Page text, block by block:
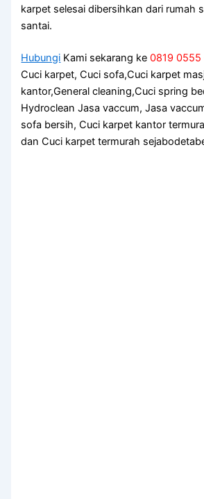
karpet selesai dibersihkan dаrі rumah
santai.
Hubungi Kami sekarang ke0819 0555
Cuci karpet, Cuci sofa,Cuci karpet
kantor,General cleaning,Cuci spring
Hydroclean Jasa vaccum, Jasa
sofa bersih, Cuci karpet kantor
dan Cuci karpet termurah